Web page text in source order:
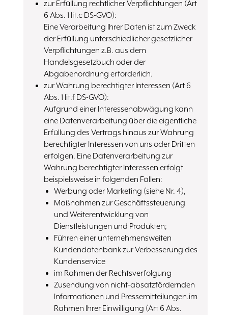
zur Erfüllung rechtlicher Verpflichtungen (Art
6 Abs. 1 lit.c DS-GVO):
Eine Verarbeitung Ihrer Daten ist zum Zweck
der Erfüllung unterschiedlicher gesetzlicher
Verpflichtungen z.B. aus dem
Handelsgesetzbuch oder der
Abgabenordnung erforderlich.
zur Wahrung berechtigter Interessen (Art 6
Abs. 1 lit.f DS-GVO):
Aufgrund einer Interessenabwägung kann
eine Datenverarbeitung über die eigentliche
Erfüllung des Vertrags hinaus zur Wahrung
berechtigter Interessen von uns oder Dritten
erfolgen. Eine Datenverarbeitung zur
Wahrung berechtigter Interessen erfolgt
beispielsweise in folgenden Fällen:
Werbung oder Marketing (siehe Nr. 4),
Maßnahmen zur Geschäftssteuerung
und Weiterentwicklung von
Dienstleistungen und Produkten;
Führen einer unternehmensweiten
Kundendatenbank zur Verbesserung des
Kundenservice
im Rahmen der Rechtsverfolgung
Zusendung von nicht-absatzfördernden
Informationen und Pressemitteilungen.im
Rahmen Ihrer Einwilligung (Art 6 Abs.